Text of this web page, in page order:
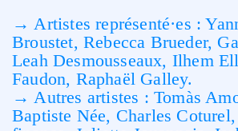
→ Artistes représenté·es :
Broustet, Rebecca Brueder,
Leah Desmousseaux, Ilhem
Faudon, Raphaël Galley.
→ Autres artistes : Tomàs
Baptiste Née, Charles